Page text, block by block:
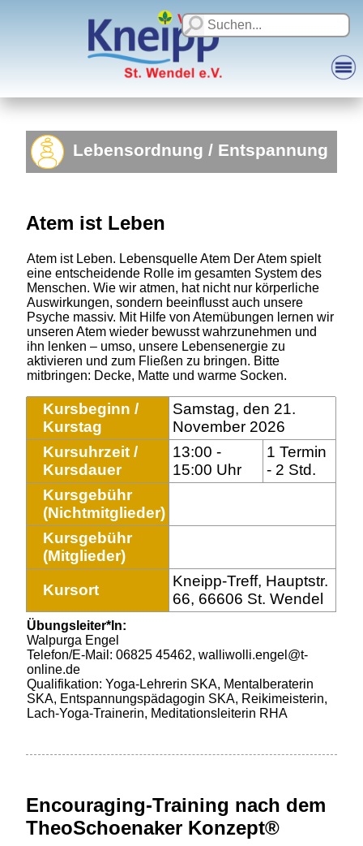
Lebensordnung / Entspannung
Atem ist Leben
Atem ist Leben. Lebensquelle Atem Der Atem spielt
eine entscheidende Rolle im gesamten System des
Menschen. Wie wir atmen, hat nicht nur körperliche
Auswirkungen, sondern beeinflusst auch unsere
Psyche massiv. Mit Hilfe von Atemübungen lernen wir
unseren Atem wieder bewusst wahrzunehmen und
ihn lenken – umso, unsere Lebensenergie zu
aktivieren und zum Fließen zu bringen. Bitte
mitbringen: Decke, Matte und warme Socken.
Kursbeginn /
Kurstag
Samstag, den 21.
November 2026
Kursuhrzeit /
Kursdauer
13:00 -
15:00 Uhr
1 Termin
- 2 Std.
Kursgebühr
(Nichtmitglieder)
Kursgebühr
(Mitglieder)
Kursort
Kneipp-Treff, Hauptstr.
66, 66606 St. Wendel
Übungsleiter*In:
Walpurga Engel
Telefon/E-Mail: 06825 45462, walliwolli.engel@t-
online.de
Qualifikation: Yoga-Lehrerin SKA, Mentalberaterin
SKA, Entspannungspädagogin SKA, Reikimeisterin,
Lach-Yoga-Trainerin, Meditationsleiterin RHA
Encouraging-Training nach dem
TheoSchoenaker Konzept®